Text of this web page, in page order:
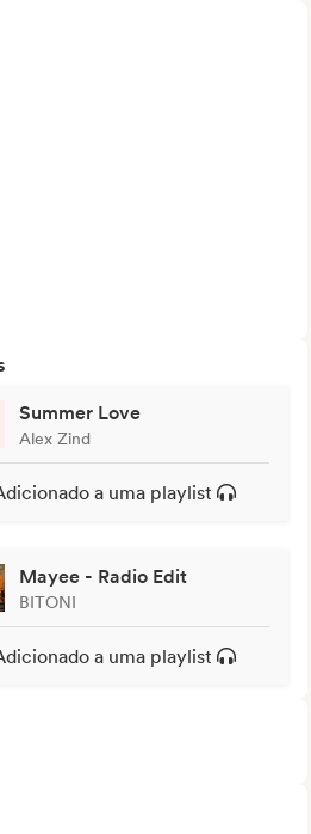
Summer Love
Alex Zind
a uma playlist
Mayee - Radio Edit
BITONI
a uma playlist